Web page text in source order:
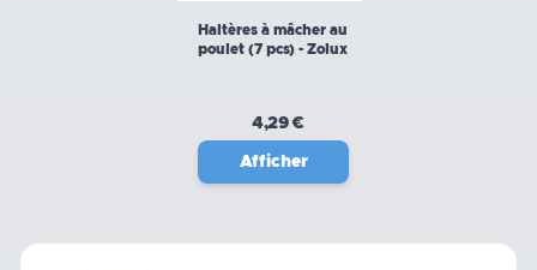
Haltères à mâcher au
poulet (7 pcs) - Zolux
4,29 €
Afficher